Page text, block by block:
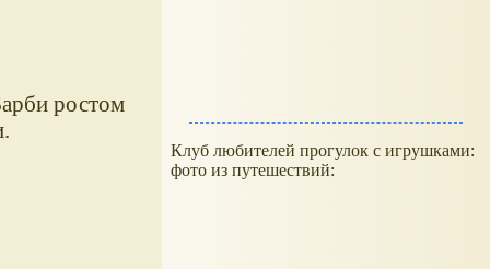
ростом
Клуб любителей прогулок с игрушками:
фото из путешествий: